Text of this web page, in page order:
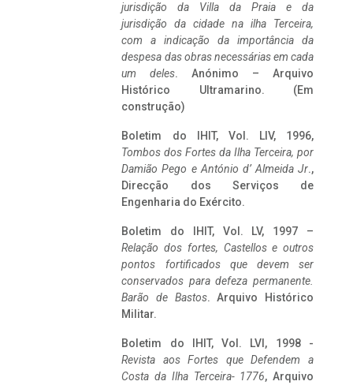
jurisdição da Villa da Praia e da
jurisdição da cidade na ilha Terceira,
com a indicação da importância da
despesa das obras necessárias em cada
um deles. Anónimo – Arquivo
Histórico Ultramarino. (Em
construção)
Boletim do IHIT, Vol. LIV, 1996,
Tombos dos Fortes da Ilha Terceira, por
Damião Pego e António d’ Almeida Jr.,
Direcção dos Serviços de
Engenharia do Exército.
Boletim do IHIT, Vol. LV, 1997 –
Relação dos fortes, Castellos e outros
pontos fortificados que devem ser
conservados para defeza permanente.
Barão de Bastos. Arquivo Histórico
Militar.
Boletim do IHIT, Vol. LVI, 1998 -
Revista aos Fortes que Defendem a
Costa da Ilha Terceira- 1776, Arquivo